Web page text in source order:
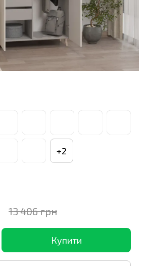
+2
13 406 грн
Купити